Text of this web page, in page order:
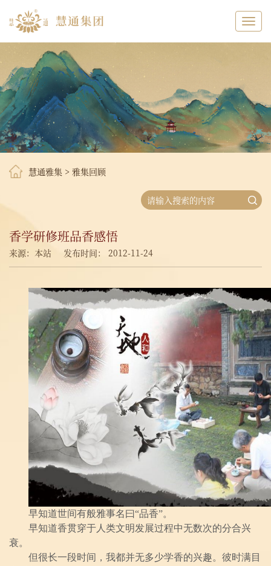
慧通雅集 > 雅集回顾
香学研修班品香感悟
来源：本站 发布时间： 2012-11-24
早知道世间有般雅事名曰“品香”。
早知道香贯穿于人类文明发展过程中无数次的分合兴
衰。
但很长一段时间，我都并无多少学香的兴趣。彼时满目